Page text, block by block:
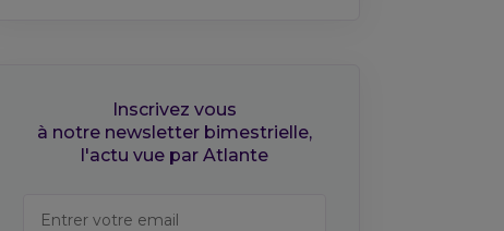
Inscrivez vous
à notre newsletter bimestrielle,
l'actu vue par Atlante